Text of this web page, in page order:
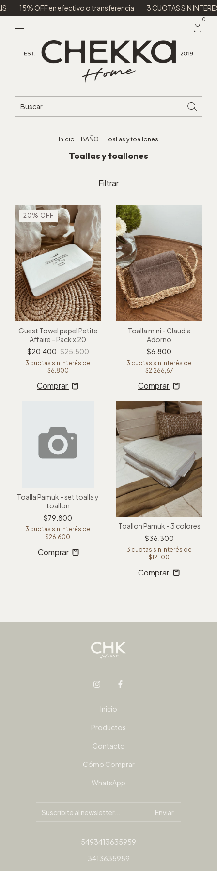
15% OFF en efectivo o transferencia 3 CUOTAS SIN INTERES
0
Inicio . BAÑO . Toallas y toallones
Toallas y toallones
Filtrar
20 % OFF
Guest Towel papel Petite
Affaire - Pack x 20
$20.400 $25.500
3 cuotas sin interés de
$6.800
Comprar
Toalla mini - Claudia
Adorno
$6.800
3 cuotas sin interés de
$2.266,67
Comprar
Toalla Pamuk - set toalla y
toallon
$79.800
3 cuotas sin interés de
$26.600
Toallon Pamuk - 3 colores
$36.300
3 cuotas sin interés de
$12.100
Comprar
Inicio
Productos
Contacto
Cómo Comprar
WhatsApp
5493413635959
3413635959